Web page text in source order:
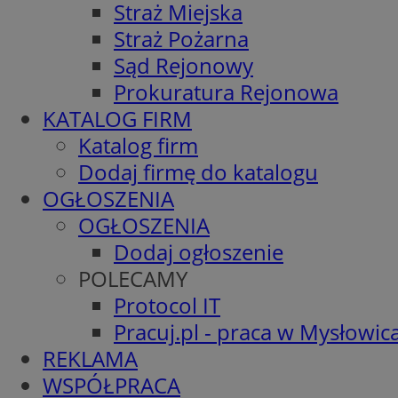
Straż Miejska
Straż Pożarna
Sąd Rejonowy
Prokuratura Rejonowa
KATALOG FIRM
Katalog firm
Dodaj firmę do katalogu
OGŁOSZENIA
OGŁOSZENIA
Dodaj ogłoszenie
POLECAMY
Protocol IT
Pracuj.pl - praca w
REKLAMA
WSPÓŁPRACA